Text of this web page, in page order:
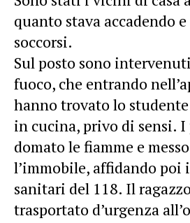
quanto stava accadendo
soccorsi.
Sul posto sono
fuoco, che entrando
hanno trovato lo
in cucina, privo di sensi.
domato le fiamme e
l’immobile, affidando poi
sanitari del 118. Il
trasportato d’urgenza